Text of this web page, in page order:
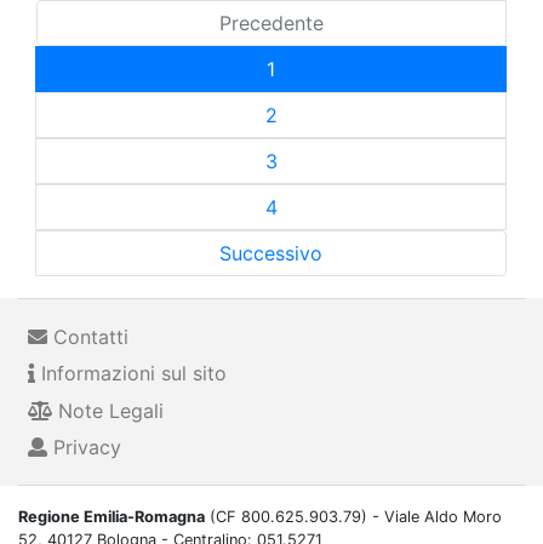
Precedente
1
2
3
4
Successivo
Contatti
Informazioni sul sito
Note Legali
Privacy
Regione Emilia-Romagna (CF 800.625.903.79) - Viale Aldo Moro
52, 40127 Bologna - Centralino: 051.5271